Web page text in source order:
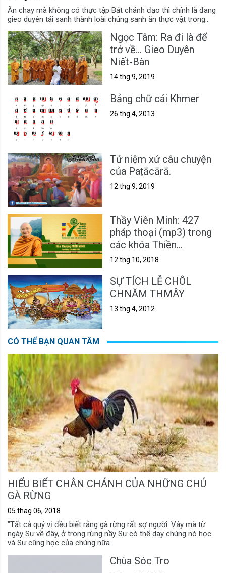
Ăn chay mà không có thực tập Bát chánh đạo thì chính là đang
gieo duyên tái sanh thành loài chúng sanh ăn thực vật trong...
Ngọc Tâm: Ra đi là để
trở về... Gieo Duyên
Niết-Bàn
14 thg 9, 2019
Bảng chữ cái Khmer
26 thg 4, 2013
Tứ niệm xứ câu chuyện
của Paṭācārā.
12 thg 9, 2019
Thầy Viên Minh: 427
pháp thoại (mp3) trong
các khóa Thiền
Vipassanā & Sách nói
12 thg 10, 2018
SỰ TÍCH LỄ CHÔL
CHNĂM THMÂY
13 thg 4, 2012
CÓ THỂ BẠN QUAN TÂM
HIỂU BIẾT CHÂN CHÁNH CỦA NHỮNG CHÚ
GÀ RỪNG
05 thag 06, 2018
"Tất cả quý vị đều biết rằng gà rừng rất sợ người. Vậy mà từ
ngày Sư về đây, ở trong rừng nầy Sư có thể dạy chúng nó học
và Sư cũng học của chúng nữa.
Chùa Sóc Tro